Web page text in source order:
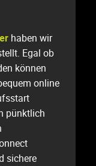
haben wir
Egal ob
können
online
pünktlich
sichere